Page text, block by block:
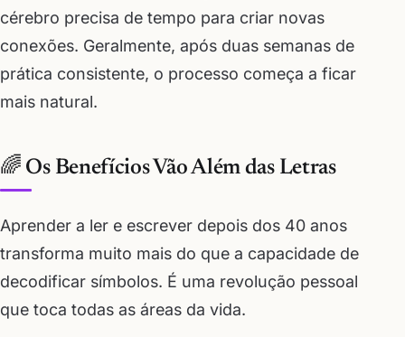
cérebro precisa de tempo para criar novas
conexões. Geralmente, após duas semanas de
prática consistente, o processo começa a ficar
mais natural.
🌈 Os Benefícios Vão Além das Letras
Aprender a ler e escrever depois dos 40 anos
transforma muito mais do que a capacidade de
decodificar símbolos. É uma revolução pessoal
que toca todas as áreas da vida.